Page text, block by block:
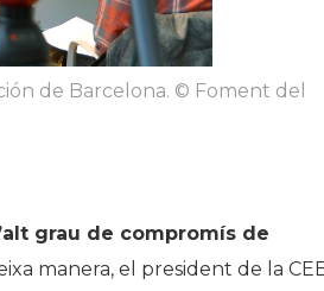
de Barcelona. © Foment del
grau de compromís de
manera, el president de la